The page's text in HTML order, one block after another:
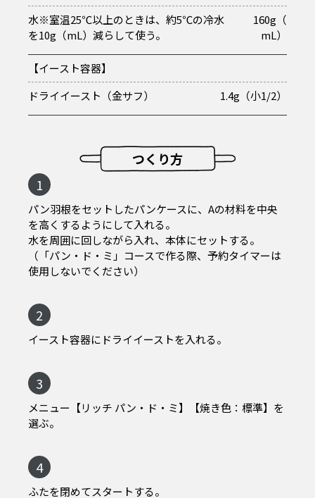
水※室温25℃以上のときは、約5℃の冷水
を10g（mL）減らして使う。
160g（
mL）
【イースト容器】
ドライイースト（金サフ）
1.4g（小1/2）
つくり方
1
パン羽根をセットしたパンケースに、Aの材料を中央
を高くするようにして入れる。
水を周囲に回しながら入れ、本体にセットする。
（「パン・ド・ミ」コースで作る際、予約タイマーは
使用しないでください）
2
イースト容器にドライイーストを入れる。
3
メニュー【リッチ パン・ド・ミ】【焼き色：標準】を
選ぶ。
4
ふたを閉めてスタートする。